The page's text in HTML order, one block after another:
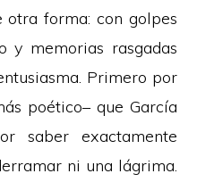
otra forma: con golpes
y memorias rasgadas
Primero por
poético– que García
saber exactamente
ni una lágrima.